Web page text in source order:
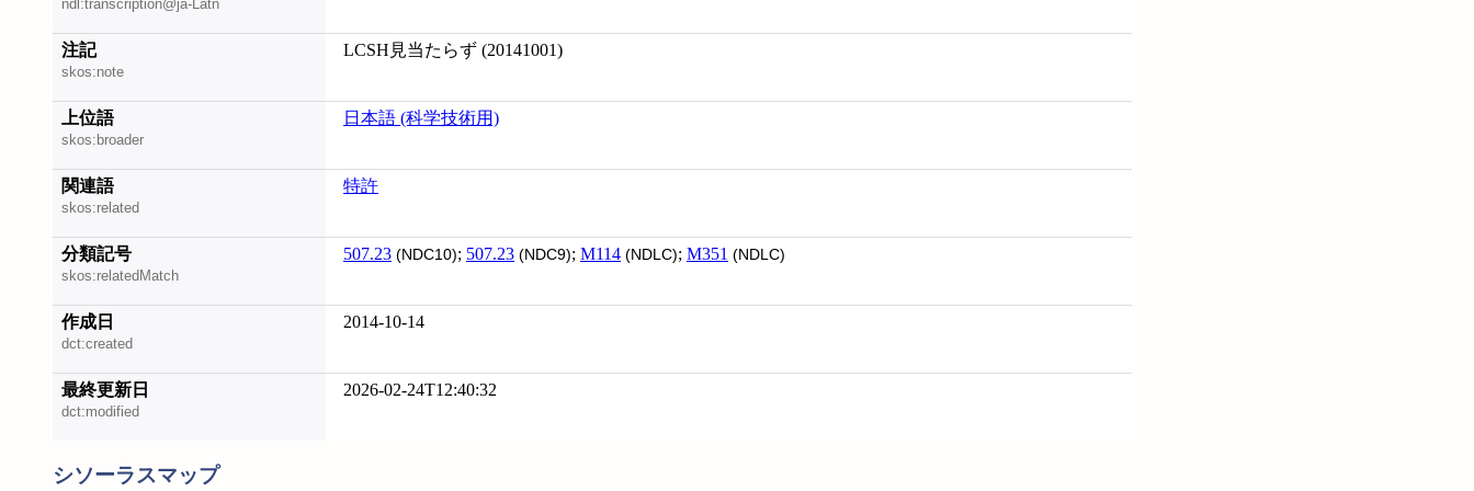
ndl:transcription@ja-Latn
注記
skos:note
LCSH見当たらず (20141001)
上位語
skos:broader
日本語 (科学技術用)
関連語
skos:related
特許
分類記号
skos:relatedMatch
507.23 (NDC10); 507.23 (NDC9); M114 (NDLC); M351 (NDLC)
作成日
dct:created
2014-10-14
最終更新日
dct:modified
2026-02-24T12:40:32
シソーラスマップ